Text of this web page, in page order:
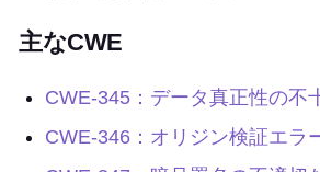
主なCWE
CWE-345：データ真正性の不
CWE-346：オリジン検証エラ